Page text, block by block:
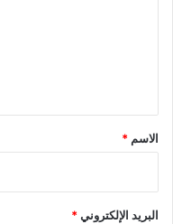
*
الاسم *
البريد الإلكتروني*